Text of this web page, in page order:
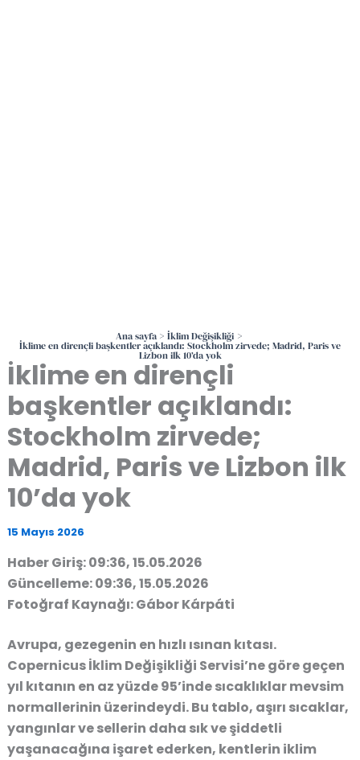
Ana sayfa İklim Değişikliği
İklime en dirençli başkentler açıklandı: Stockholm zirvede; Madrid, Paris ve
Lizbon ilk 10’da yok
İklime en dirençli
başkentler açıklandı:
Stockholm zirvede;
Madrid, Paris ve Lizbon ilk
10’da yok
15 Mayıs 2026
Haber Giriş: 09:36, 15.05.2026
Güncelleme: 09:36, 15.05.2026
Fotoğraf Kaynağı: Gábor Kárpáti
Avrupa, gezegenin en hızlı ısınan kıtası.
Copernicus İklim Değişikliği Servisi’ne göre geçen
yıl kıtanın en az yüzde 95’inde sıcaklıklar mevsim
normallerinin üzerindeydi. Bu tablo, aşırı sıcaklar,
yangınlar ve sellerin daha sık ve şiddetli
yaşanacağına işaret ederken, kentlerin iklim